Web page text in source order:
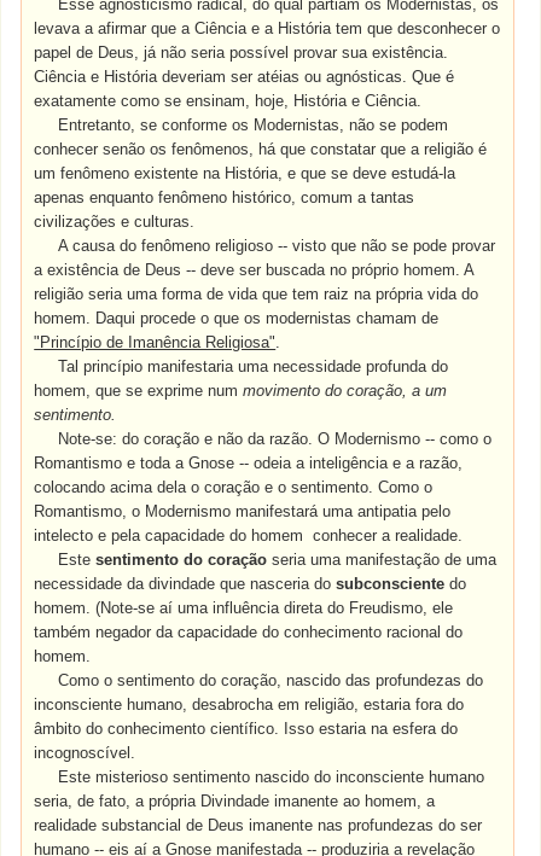
Esse agnosticismo radical, do qual partiam os Modernistas, os
levava a afirmar que a Ciência e a História tem que desconhecer o
papel de Deus, já não seria possível provar sua existência.
Ciência e História deveriam ser atéias ou agnósticas. Que é
exatamente como se ensinam, hoje, História e Ciência.
Entretanto, se conforme os Modernistas, não se podem
conhecer senão os fenômenos, há que constatar que a religião é
um fenômeno existente na História, e que se deve estudá-la
apenas enquanto fenômeno histórico, comum a tantas
civilizações e culturas.
A causa do fenômeno religioso -- visto que não se pode provar
a existência de Deus -- deve ser buscada no próprio homem. A
religião seria uma forma de vida que tem raiz na própria vida do
homem. Daqui procede o que os modernistas chamam de
"Princípio de Imanência Religiosa"
Tal princípio manifestaria uma necessidade profunda do
homem, que se exprime num movimento do coração, a um
sentimento.
Note-se: do coração e não da razão. O Modernismo -- como o
Romantismo e toda a Gnose -- odeia a inteligência e a razão,
colocando acima dela o coração e o sentimento. Como o
Romantismo, o Modernismo manifestará uma antipatia pelo
intelecto e pela capacidade do homem conhecer a realidade.
Estesentimento do coração seria uma manifestação de uma
necessidade da divindade que nasceria dosubconscientedo
homem. (Note-se aí uma influência direta do Freudismo, ele
também negador da capacidade do conhecimento racional do
homem.
Como o sentimento do coração, nascido das profundezas do
inconsciente humano, desabrocha em religião, estaria fora do
âmbito do conhecimento científico. Isso estaria na esfera do
incognoscível.
Este misterioso sentimento nascido do inconsciente humano
seria, de fato, a própria Divindade imanente ao homem, a
realidade substancial de Deus imanente nas profundezas do ser
humano -- eis aí a Gnose manifestada -- produziria a revelação